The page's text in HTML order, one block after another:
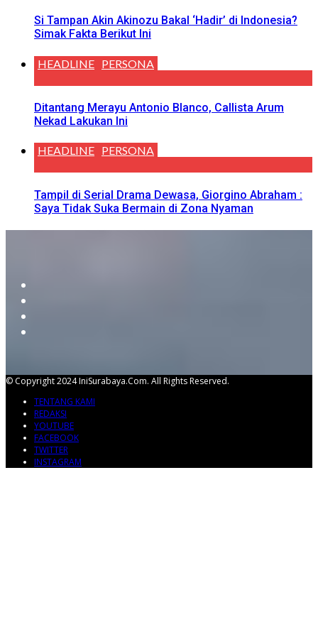
Si Tampan Akin Akinozu Bakal ‘Hadir’ di Indonesia?
Simak Fakta Berikut Ini
HEADLINE PERSONA
Ditantang Merayu Antonio Blanco, Callista Arum
Nekad Lakukan Ini
HEADLINE PERSONA
Tampil di Serial Drama Dewasa, Giorgino Abraham :
Saya Tidak Suka Bermain di Zona Nyaman
© Copyright 2024 IniSurabaya.com. All Rights Reserved.
TENTANG KAMI
REDAKSI
YOUTUBE
FACEBOOK
TWITTER
INSTAGRAM